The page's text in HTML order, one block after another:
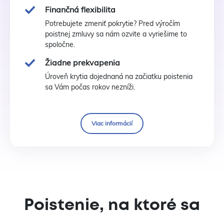
Finančná flexibilita
Potrebujete zmeniť pokrytie? Pred výročím
poistnej zmluvy sa nám ozvite a vyriešime to
spoločne.
Žiadne prekvapenia
Úroveň krytia dojednaná na začiatku poistenia
sa Vám počas rokov nezníži.
Viac informácií
Poistenie, na ktoré sa